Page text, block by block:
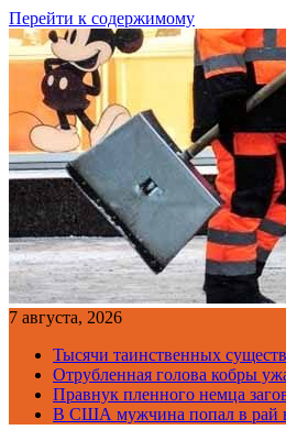
Перейти к содержимому
7 августа, 2026
Тысячи таинственных
Отрубленная голова кобры
Правнук пленного немца
В США мужчина попал в рай